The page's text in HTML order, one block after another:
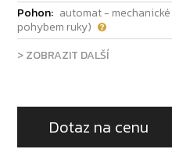
Pohon: automat -
pohybem ruky)
> ZOBRAZIT DALŠÍ
Dotaz na cenu